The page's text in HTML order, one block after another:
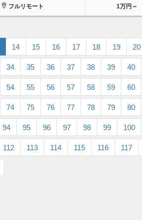
フルリモート 1万円～
14 15 16 17 18 19 20
34 35 36 37 38 39 40
54 55 56 57 58 59 60
74 75 76 77 78 79 80
94 95 96 97 98 99 100
112 113 114 115 116 117